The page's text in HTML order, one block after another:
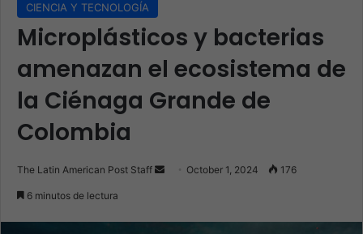
CIENCIA Y TECNOLOGÍA
Microplásticos y bacterias
amenazan el ecosistema de
la Ciénaga Grande de
Colombia
The Latin American Post Staff
Send October 1, 2024 176
6 minutos de lectura